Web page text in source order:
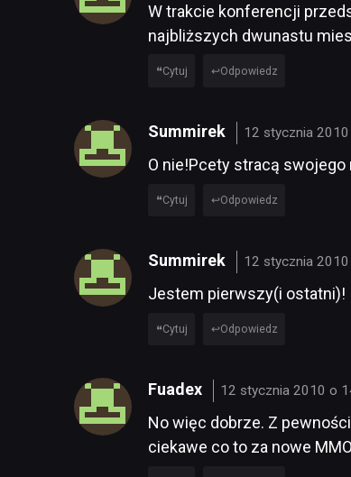
W trakcie konferencji
najbliższych dwunastu
Cytuj Odpowiedz
Summirek 12 stycznia
O nie!Pcety stracą
Cytuj Odpowiedz
Summirek 12 stycznia
Jestem pierwszy(i ostatni)!
Cytuj Odpowiedz
Fuadex 12 stycznia 2010 o
No więc dobrze. Z
ciekawe co to za nowe